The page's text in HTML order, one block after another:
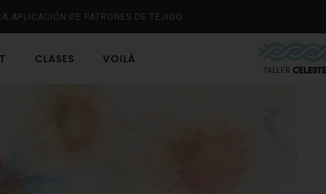
APLICACIÓN DE PATRONES DE TEJIDO
CLASES VOILÀ